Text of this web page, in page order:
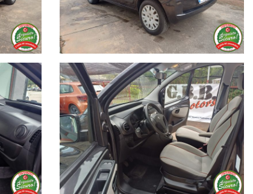
Europea di 12 o 24 mesi.
nella quota mensile del prestito.